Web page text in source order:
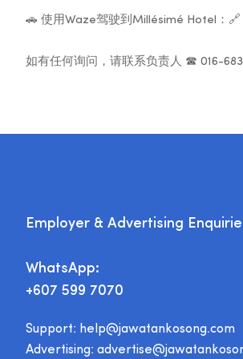
🚗 使用Waze驾驶到Millésimé Hotel：
如有任何询问，请联系负责人 ☎ 016-683
Employer & Advertising
WhatsApp:
+607 599 7070
Support: help@jawatankosong.com
Advertising: